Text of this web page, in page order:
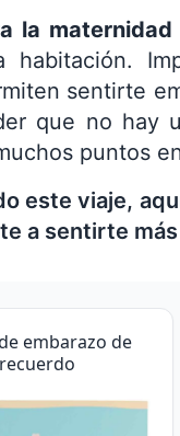
la maternidad
habitación.
sentirte
que no hay
puntos
este viaje,
a sentirte
embarazo de
recuerdo